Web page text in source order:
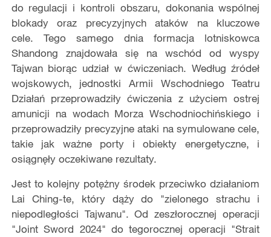
do regulacji i kontroli obszaru, dokonania wspólnej
blokady oraz precyzyjnych ataków na kluczowe
cele.
Tego samego dnia formacja lotniskowca
Shandong znajdowała się na wschód od wyspy
Tajwan biorąc udział w ćwiczeniach. Według źródeł
wojskowych, jednostki Armii Wschodniego Teatru
Działań przeprowadziły ćwiczenia z użyciem ostrej
amunicji na wodach Morza Wschodniochińskiego i
przeprowadziły precyzyjne ataki na symulowane cele,
takie jak ważne porty i obiekty energetyczne, i
osiągnęły oczekiwane rezultaty.
Jest to kolejny potężny środek przeciwko działaniom
Lai Ching-te, który dąży do "zielonego strachu i
niepodległości Tajwanu". Od zeszłorocznej operacji
"Joint Sword 2024" do tegorocznej operacji "Strait